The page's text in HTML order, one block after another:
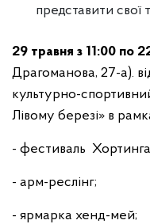
представити свої
29 травня з 11:00 по
Драгоманова, 27-а).
культурно-
Лівому березі» в
- фестиваль
- арм-реслінг;
- ярмарка хенд-мей;